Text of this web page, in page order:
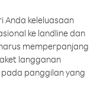
Anda keleluasaan
ke landline dan
memperpanjang
langganan
panggilan yang